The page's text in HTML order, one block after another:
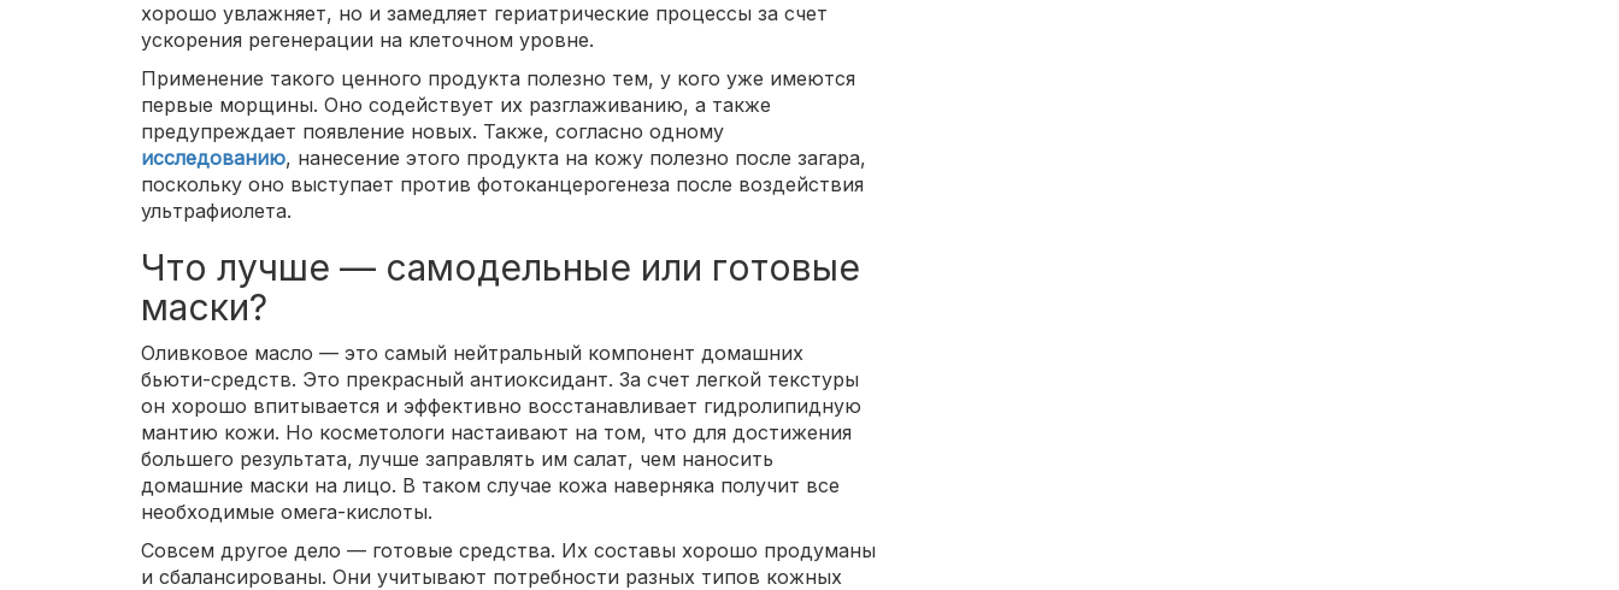
хорошо увлажняет, но и замедляет гериатрические процессы за счет
ускорения регенерации на клеточном уровне.
Применение такого ценного продукта полезно тем, у кого уже имеются
первые морщины. Оно содействует их разглаживанию, а также
предупреждает появление новых. Также, согласно одному
исследованию, нанесение этого продукта на кожу полезно после загара,
поскольку оно выступает против фотоканцерогенеза после воздействия
ультрафиолета.
Что лучше — самодельные или готовые
маски?
Оливковое масло — это самый нейтральный компонент домашних
бьюти-средств. Это прекрасный антиоксидант. За счет легкой текстуры
он хорошо впитывается и эффективно восстанавливает гидролипидную
мантию кожи. Но косметологи настаивают на том, что для достижения
большего результата, лучше заправлять им салат, чем наносить
домашние маски на лицо. В таком случае кожа наверняка получит все
необходимые омега-кислоты.
Совсем другое дело — готовые средства. Их составы хорошо продуманы
и сбалансированы. Они учитывают потребности разных типов кожных